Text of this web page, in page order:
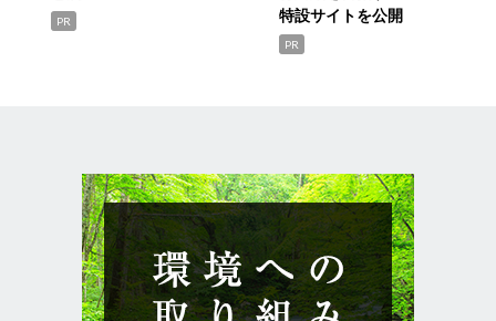
PR
特設サイトを公開
PR